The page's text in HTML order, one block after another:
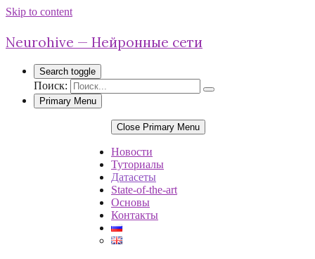
Skip to content
Neurohive — Нейронные сети
Search toggle
Поиск:
Primary Menu
Close Primary Menu
Новости
Туториалы
Датасеты
State-of-the-art
Основы
Контакты